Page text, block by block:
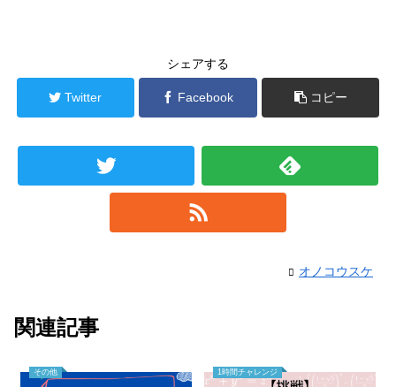
シェアする
Twitter Facebook コピー
オノコウスケ
関連記事
その他 1時間チャレンジ